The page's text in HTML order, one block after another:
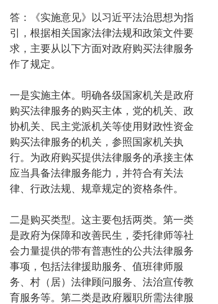
答：《实施意见》以习近平法治思想为指
引，根据相关国家法律法规和政策文件要
求，主要从以下方面对政府购买法律服务
作了规定。
一是实施主体。明确各级国家机关是政府
购买法律服务的购买主体，党的机关、政
协机关、民主党派机关等使用财政性资金
购买法律服务的机关，参照国家机关执
行。为政府购买提供法律服务的承接主体
应当具备法律服务能力，并符合有关法
律、行政法规、规章规定的资格条件。
二是购买类型。这主要包括两类。第一类
是政府为保障和改善民生，委托律师等社
会力量提供的带有普惠性的公共法律服务
事项，包括法律援助服务、值班律师服
务、村（居）法律顾问服务、法治宣传教
育服务等。第二类是政府履职所需法律服